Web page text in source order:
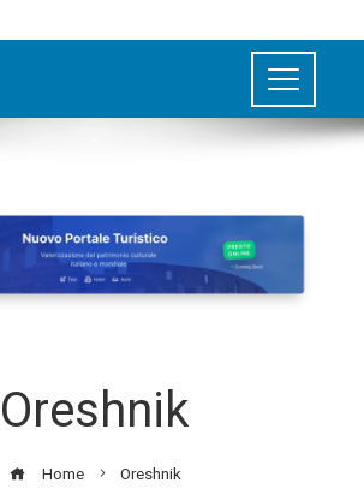
Oreshnik
Home Oreshnik